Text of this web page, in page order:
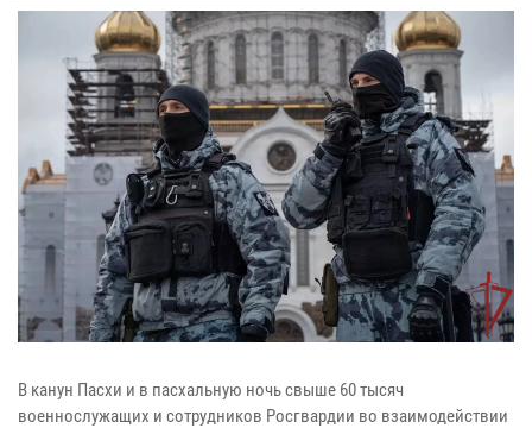
В канун Пасхи и в пасхальную ночь свыше 60 тысяч
военнослужащих и сотрудников Росгвардии во взаимодействии